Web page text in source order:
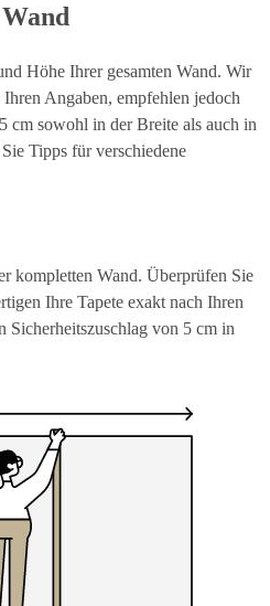
Höhe Ihrer gesamten Wand. Wir
Angaben, empfehlen jedoch
cm sowohl in der Breite als auch in
Tipps für verschiedene
kompletten Wand. Überprüfen Sie
Ihre Tapete exakt nach Ihren
Sicherheitszuschlag von 5 cm in